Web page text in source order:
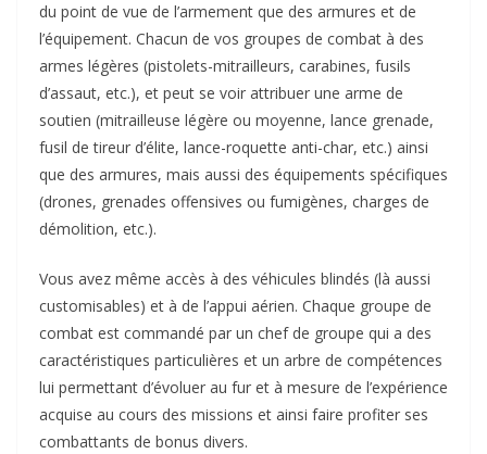
du point de vue de l’armement que des armures et de
l’équipement. Chacun de vos groupes de combat à des
armes légères (pistolets-mitrailleurs, carabines, fusils
d’assaut, etc.), et peut se voir attribuer une arme de
soutien (mitrailleuse légère ou moyenne, lance grenade,
fusil de tireur d’élite, lance-roquette anti-char, etc.) ainsi
que des armures, mais aussi des équipements spécifiques
(drones, grenades offensives ou fumigènes, charges de
démolition, etc.).
Vous avez même accès à des véhicules blindés (là aussi
customisables) et à de l’appui aérien. Chaque groupe de
combat est commandé par un chef de groupe qui a des
caractéristiques particulières et un arbre de compétences
lui permettant d’évoluer au fur et à mesure de l’expérience
acquise au cours des missions et ainsi faire profiter ses
combattants de bonus divers.